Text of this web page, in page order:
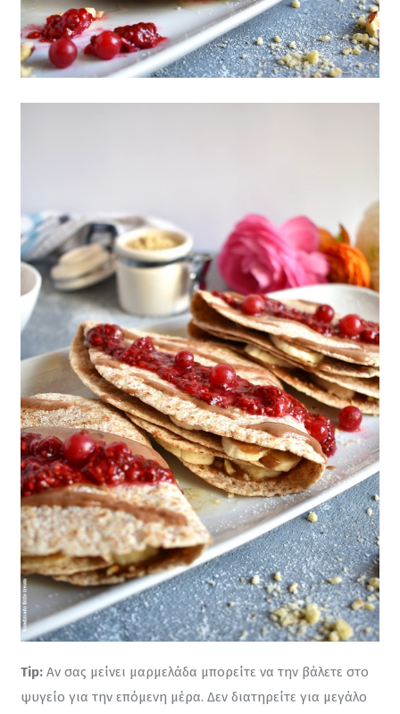
Tip: Αν σας μείνει μαρμελάδα μπορείτε να την βάλετε στο
ψυγείο για την επόμενη μέρα. Δεν διατηρείτε για μεγάλο